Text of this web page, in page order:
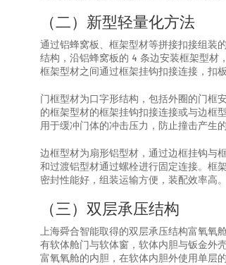
（二）新型轻量化方法
通过铝蜂窝板、框架型材等拼接扣接组装
结构，沿铝蜂窝板的 4 条边安装框架型材
框架型材之间通过框架挂钩扣接连接，扣
门框型材为口字形结构，包括外圈的门框
的框架型材的框架挂钩扣接连接或与边框
用于缓冲门体的冲击压力，防止撞击产生的
边框型材为扇形铝型材，通过边框挂钩与
和过渡铝型材通过螺栓进行固定连接。框
密封性能好，组装运输方便，装配效率高。
（三）双层承压结构
上海舜合智能取得的双层承压结构富氧氧
有软体舱门与软体窗，软体内胆与钣金外
富氧氧舱的内胆，在软体内胆外使用单层